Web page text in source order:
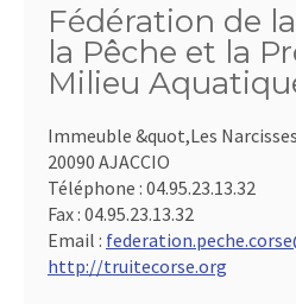
Fédération de
la Pêche et la
Milieu
Immeuble &quot,Les
20090 AJACCIO
Téléphone : 04.95.23.13.32
Fax : 04.95.23.13.32
Email :
http://truitecorse.org